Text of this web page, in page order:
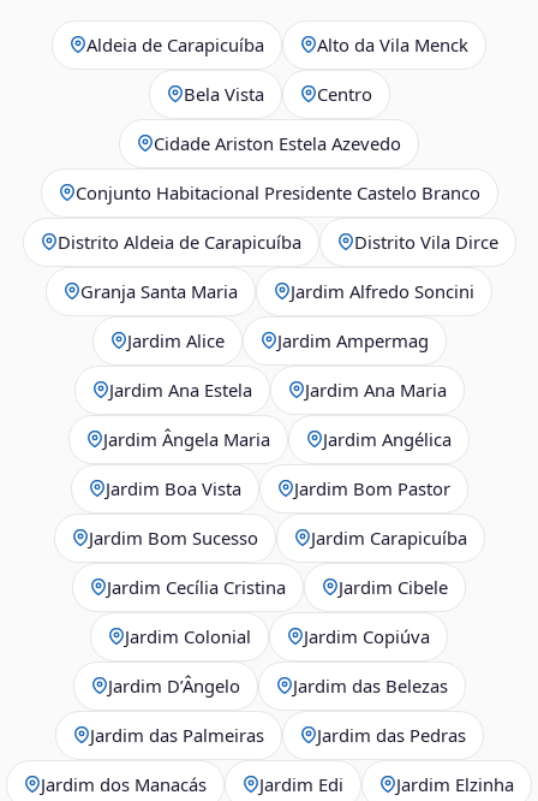
Aldeia de Carapicuíba Alto da Vila Menck
Bela Vista Centro
Cidade Ariston Estela Azevedo
Conjunto Habitacional Presidente Castelo Branco
Distrito Aldeia de Carapicuíba Distrito Vila Dirce
Granja Santa Maria Jardim Alfredo Soncini
Jardim Alice Jardim Ampermag
Jardim Ana Estela Jardim Ana Maria
Jardim Ângela Maria Jardim Angélica
Jardim Boa Vista Jardim Bom Pastor
Jardim Bom Sucesso Jardim Carapicuíba
Jardim Cecília Cristina Jardim Cibele
Jardim Colonial Jardim Copiúva
Jardim D’Ângelo Jardim das Belezas
Jardim das Palmeiras Jardim das Pedras
Jardim dos Manacás Jardim Edi Jardim Elzinha